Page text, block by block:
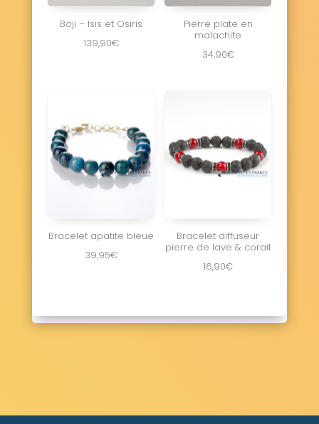
Boji – Isis et Osiris
139,90€
Pierre plate en
malachite
34,90€
Bracelet apatite bleue
39,95€
Bracelet diffuseur
pierre de lave & corail
16,90€